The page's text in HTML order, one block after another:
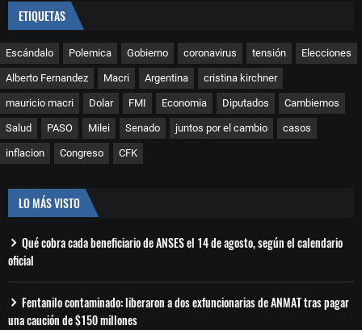
ETIQUETAS
Escándalo Polemica Gobierno coronavirus tensión Elecciones
Alberto Fernandez Macri Argentina cristina kirchner
mauricio macri Dolar FMI Economia Diputados Cambiemos
Salud PASO Milei Senado juntos por el cambio casos
inflacion Congreso CFK
LO MÁS VISTO
Qué cobra cada beneficiario de ANSES el 14 de agosto, según el calendario
oficial
Fentanilo contaminado: liberaron a dos exfuncionarias de ANMAT tras pagar
una caución de $150 millones